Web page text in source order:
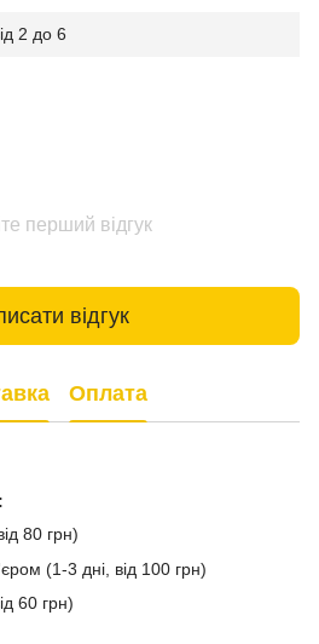
2 до 6
перший відгук
відгук
Оплата
80 грн)
(1-3 дні, від 100 грн)
60 грн)